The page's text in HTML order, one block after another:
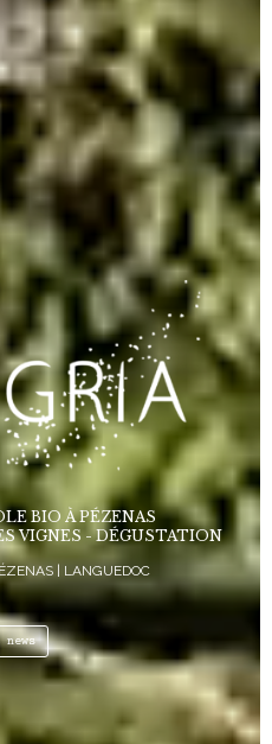
BIO À PÉZENAS
VIGNES - DÉGUSTATION
| LANGUEDOC
news